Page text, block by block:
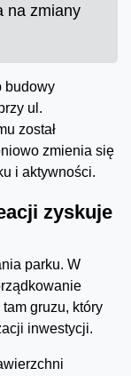
na zmiany
budowy
ul.
został
zmienia się
i aktywności.
zyskuje
parku. W
gruzu, który
inwestycji.